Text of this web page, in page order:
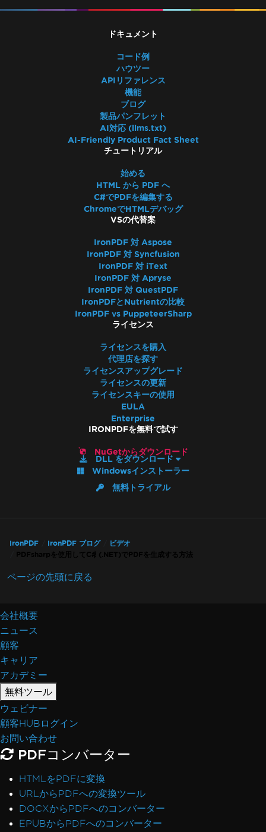
ドキュメント
コード例
ハウツー
APIリファレンス
機能
ブログ
製品パンフレット
AI対応 (llms.txt)
AI-Friendly Product Fact Sheet
チュートリアル
始める
HTML から PDF へ
C#でPDFを編集する
ChromeでHTMLデバッグ
VSの代替案
IronPDF 対 Aspose
IronPDF 対 Syncfusion
IronPDF 対 iText
IronPDF 対 Apryse
IronPDF 対 QuestPDF
IronPDFとNutrientの比較
IronPDF vs PuppeteerSharp
ライセンス
ライセンスを購入
代理店を探す
ライセンスアップグレード
ライセンスの更新
ライセンスキーの使用
EULA
Enterprise
IRONPDFを無料で試す
NuGetからダウンロード
DLL をダウンロード
Windowsインストーラー
無料トライアル
IronPDF IronPDF ブログ
ビデオ
PDFsharpを使用してC# (.NET)でPDFを生成する方法
ページの先頭に戻る
会社概要
ニュース
顧客
キャリア
アカデミー
無料ツール
ウェビナー
顧客HUBログイン
お問い合わせ
PDFコンバーター
HTMLをPDFに変換
URLからPDFへの変換ツール
DOCXからPDFへのコンバーター
EPUBからPDFへのコンバーター